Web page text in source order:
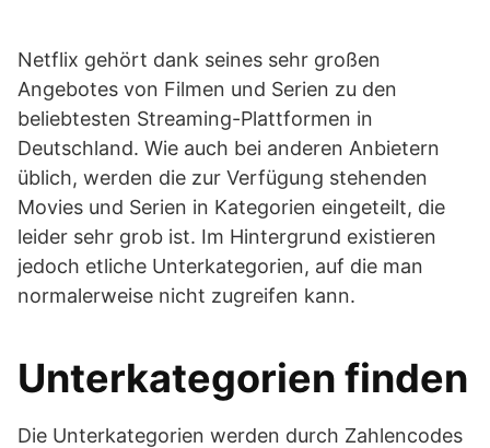
Netflix gehört dank seines sehr großen
Angebotes von Filmen und Serien zu den
beliebtesten Streaming-Plattformen in
Deutschland. Wie auch bei anderen Anbietern
üblich, werden die zur Verfügung stehenden
Movies und Serien in Kategorien eingeteilt, die
leider sehr grob ist. Im Hintergrund existieren
jedoch etliche Unterkategorien, auf die man
normalerweise nicht zugreifen kann.
Unterkategorien finden
Die Unterkategorien werden durch Zahlencodes